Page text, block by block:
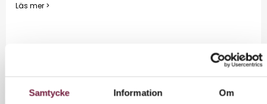
Samtycke Information Om
Läs mer >
1 596,00 kr
Exkl. moms